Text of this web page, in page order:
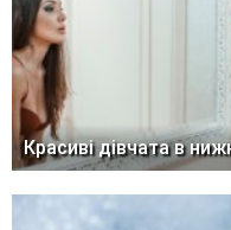
Красиві дівчата в